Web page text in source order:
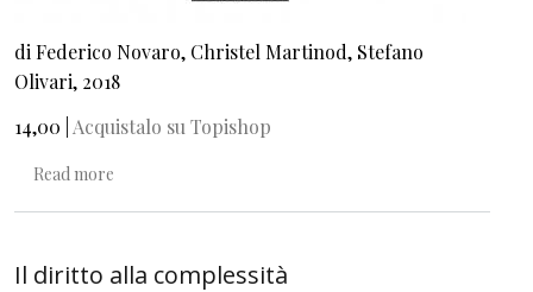
di Federico Novaro, Christel Martinod, Stefano
Olivari, 2018
14,00 | Acquistalo su Topishop
Read more
Il diritto alla complessità